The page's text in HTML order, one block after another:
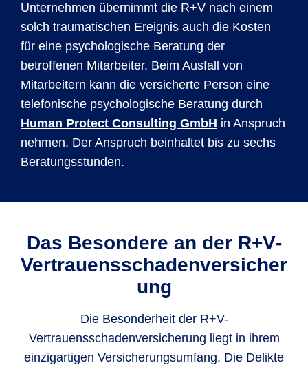
Unternehmen übernimmt die R+V nach einem
solch traumatischen Ereignis auch die Kosten
für eine psychologische Beratung der
betroffenen Mitarbeiter. Beim Ausfall von
Mitarbeitern kann die versicherte Person eine
telefonische psychologische Beratung durch
Human Protect Consulting GmbH in Anspruch
nehmen. Der Anspruch beinhaltet bis zu sechs
Beratungsstunden.
Das Besondere an der R+V­
Vertrauensschadenversicher
ung
Die Besonderheit der R+V-
Vertrauensschadenversicherung liegt in ihrem
einzigartigen Versicherungsumfang. Die Delikte